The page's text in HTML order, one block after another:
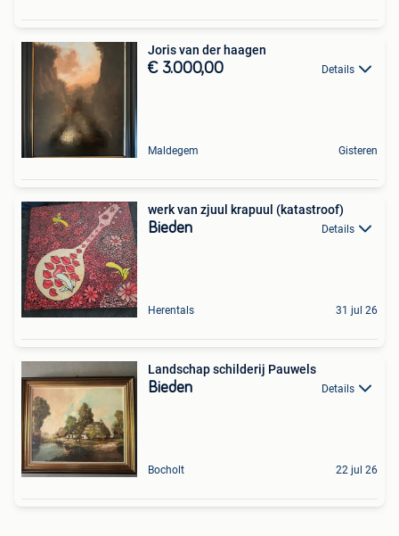
Joris van der haagen
€ 3.000,00 Details
Maldegem Gisteren
werk van zjuul krapuul (katastroof)
Bieden Details
Herentals 31 jul 26
Landschap schilderij Pauwels
Bieden Details
Bocholt 22 jul 26